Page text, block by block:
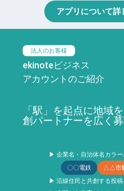
アプリについて詳
法人のお客様
ekinoteビジネス
アカウントのご紹介
「駅」を起点に地域
創パートナーを広く
▶ 企業名・自治体名カラ
〇〇電鉄
△△市
▶ 沿線住民と共創する投稿